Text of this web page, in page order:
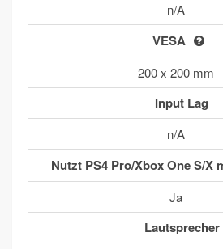
n/A
VESA
200 x 200 mm
Input Lag
n/A
Nutzt PS4 Pro/Xbox One S/X
Ja
Lautsprecher